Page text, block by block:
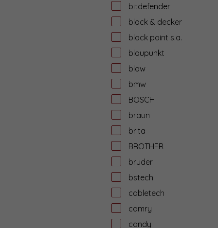
bitdefender
black & decker
black point s.a.
blaupunkt
blow
bmw
BOSCH
braun
brita
BROTHER
bruder
bstech
cabletech
camry
candy